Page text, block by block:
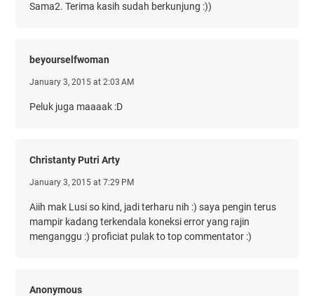
Sama2. Terima kasih sudah berkunjung :))
beyourselfwoman
January 3, 2015 at 2:03 AM
Peluk juga maaaak :D
Christanty Putri Arty
January 3, 2015 at 7:29 PM
Aiih mak Lusi so kind, jadi terharu nih :) saya pengin terus
mampir kadang terkendala koneksi error yang rajin
menganggu :) proficiat pulak to top commentator :)
Anonymous